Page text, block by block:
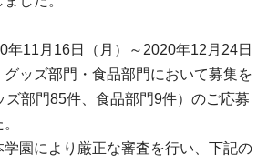
年11月16日（月）～2020年12月24日
グッズ部門・食品部門において募集を
ズ部門85件、食品部門9件）のご応募
学園により厳正な審査を行い、下記の